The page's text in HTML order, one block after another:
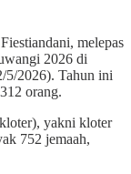
melepas
2026 di
5/2026). Tahun ini
orang.
yakni kloter
752 jemaah,